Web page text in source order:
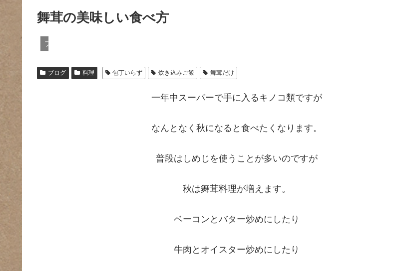
舞茸の美味しい食べ方
ブログ
ブログ 料理 包丁いらず 炊き込みご飯 舞茸だけ
一年中スーパーで手に入るキノコ類ですが
なんとなく秋になると食べたくなります。
普段はしめじを使うことが多いのですが
秋は舞茸料理が増えます。
ベーコンとバター炒めにしたり
牛肉とオイスター炒めにしたり